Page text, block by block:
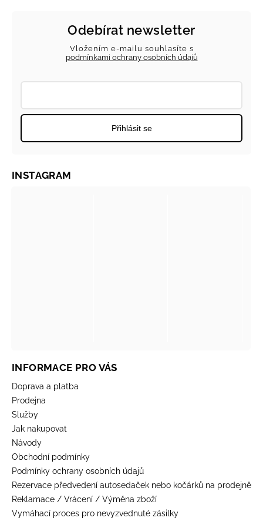
Odebírat newsletter
Vložením e-mailu souhlasíte s
podmínkami ochrany osobních údajů
Přihlásit se
INFORMACE PRO VÁS
Doprava a platba
Prodejna
Služby
Jak nakupovat
Návody
Obchodní podmínky
Podmínky ochrany osobních údajů
Rezervace předvedení autosedaček nebo kočárků na prodejně
Reklamace / Vrácení / Výměna zboží
Vymáhací proces pro nevyzvednuté zásilky
INSTAGRAM